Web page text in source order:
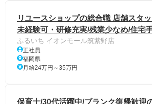
リユースショップの総合職 店舗スタ
未経験可・研修充実/残業少なめ/住宅
ふるいち イオンモール筑紫野店
正社員
福岡県
月給24万円～35万円
保育士/30代活躍中/ブランク復帰歓迎